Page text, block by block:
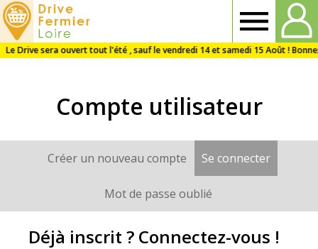
Loire
Compte utilisateur
OngletsCréer un nouveau compte Se connecter(onglet
Mot de passe oublié
Déjà inscrit ? Connectez-vous !